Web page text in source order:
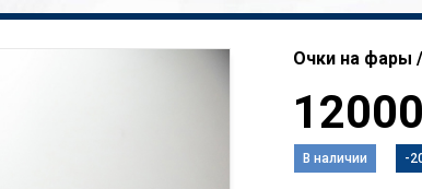
Очки на фары
12000
В наличии -